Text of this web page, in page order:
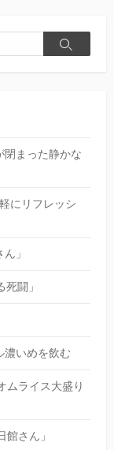
検
閉まった静かな
にリフレッシ
」
闘」
濃いめを飲む
ムライス大盛り
さん」